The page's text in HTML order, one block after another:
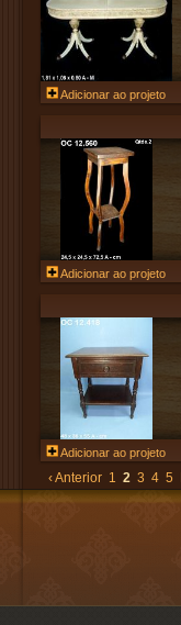
Adicionar ao projeto
Adicionar ao projeto
Adicionar ao projeto
‹ Anterior 1 2 3 4 5